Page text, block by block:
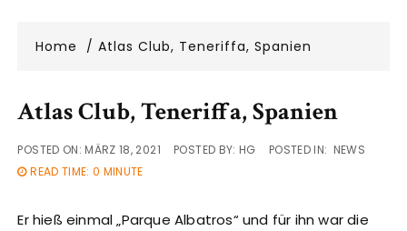
Home Atlas Club, Teneriffa, Spanien
Atlas Club, Teneriffa, Spanien
POSTED ON: MÄRZ 18, 2021 POSTED BY: HG POSTED IN: NEWS
READ TIME: 0 MINUTE
Er hieß einmal „Parque Albatros“ und für ihn war die